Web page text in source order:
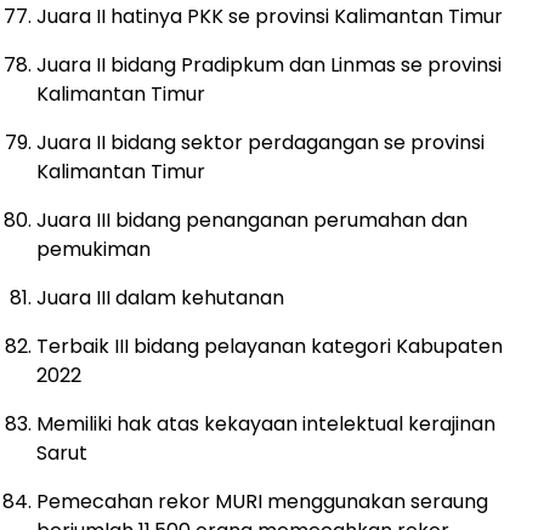
Juara II hatinya PKK se provinsi Kalimantan Timur
Juara II bidang Pradipkum dan Linmas se provinsi
Kalimantan Timur
Juara II bidang sektor perdagangan se provinsi
Kalimantan Timur
Juara III bidang penanganan perumahan dan
pemukiman
Juara III dalam kehutanan
Terbaik III bidang pelayanan kategori Kabupaten
2022
Memiliki hak atas kekayaan intelektual kerajinan
Sarut
Pemecahan rekor MURI menggunakan seraung